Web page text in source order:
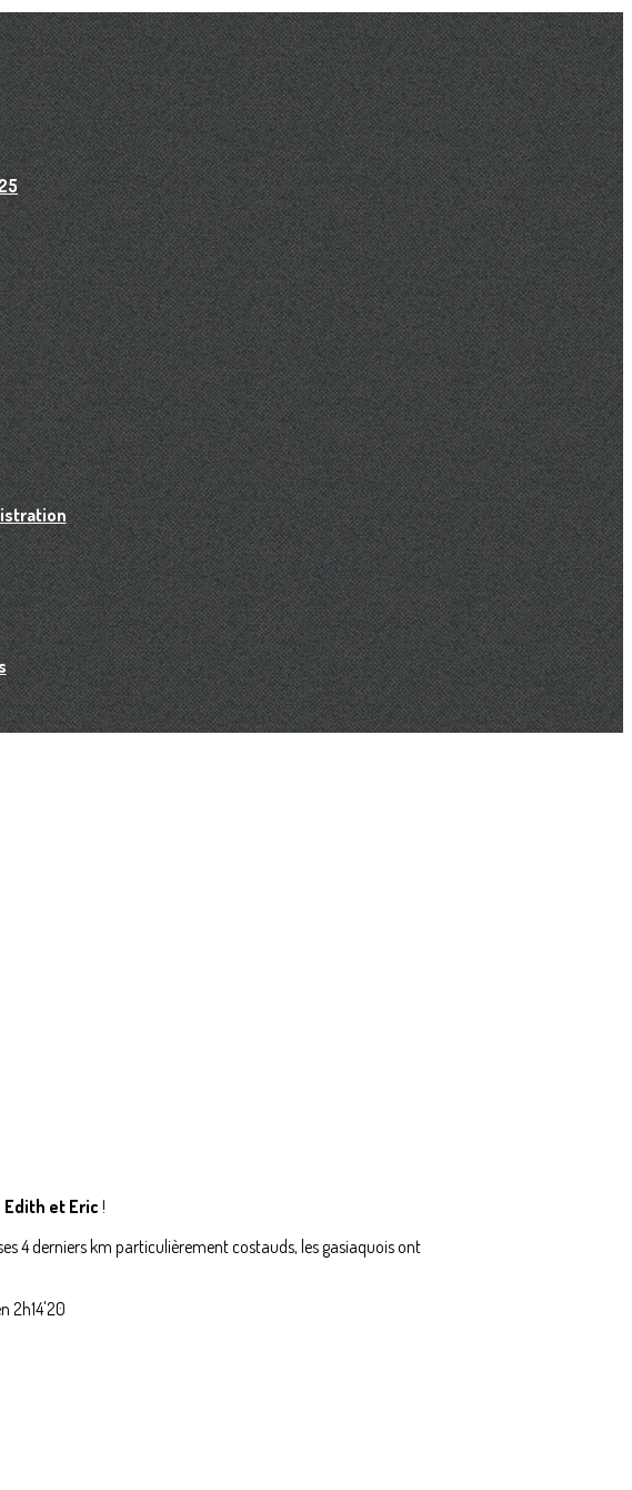
Edith et Eric !
4 derniers km particulièrement costauds, les gasiaquois ont
2h14'20